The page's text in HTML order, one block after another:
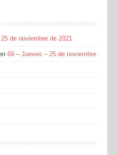
de noviembre de 2021
69 – Jueves – 25 de noviembre